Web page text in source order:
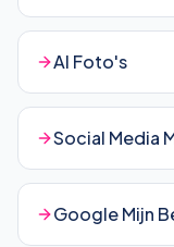
AI Foto's
Social Media
Google Mijn